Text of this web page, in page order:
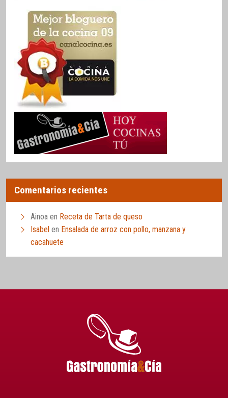
Comentarios recientes
Ainoa en Receta de Tarta de queso
Isabel en Ensalada de arroz con pollo, manzana y
cacahuete